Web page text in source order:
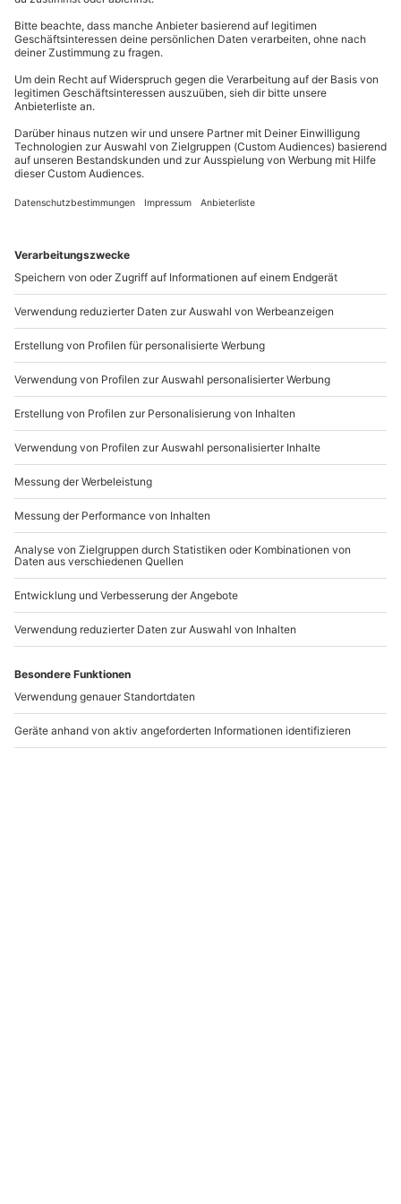
Kontakt & FAQ
Mühldorfstraße 8
81671
Du erreichst uns telefonisch zu folgenden Zeiten,
außer an bundesweiten Feiertagen:
Du möchtest als Firma bestellen?
Sichere Dir attraktive Firmenkunden Vorteile.
089 / 21 12 90 20
Mo-Fr: 9-17 Uhr
b2b@mydays.de
www.b2b.mydays.de/
Artikelnummer:46373
Andere Produkte entdecken
-15% CLUB DEAL
Motorbootrundfahrt
Leipzig
Bogenschießen Leipzig